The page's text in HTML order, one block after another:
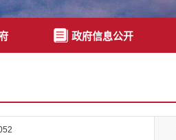
政府信息公开